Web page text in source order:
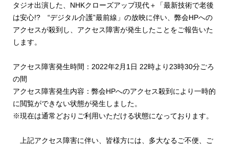
タジオ出演した、NHKクローズアップ現代＋「最新技術で老後
は安心!? “デジタル介護”最前線」の放映に伴い、弊会HPへの
アクセスが殺到し、アクセス障害が発生したことをご報告いた
します。
アクセス障害発生時間：2022年2月1日 22時より23時30分ごろ
の間
アクセス障害発生内容：弊会HPへのアクセス殺到により一時的
に閲覧ができない状態が発生しました。
※現在は通常どおりご利用いただける状態になっております。
上記アクセス障害に伴い、皆様方には、多大なるご不便、ご